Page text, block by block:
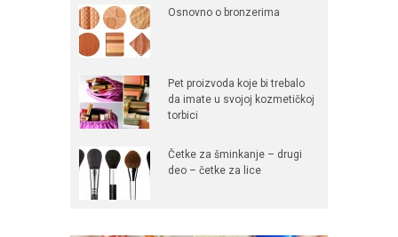
Osnovno o bronzerima
Pet proizvoda koje bi trebalo
da imate u svojoj kozmetičkoj
torbici
Četke za šminkanje – drugi
deo – četke za lice